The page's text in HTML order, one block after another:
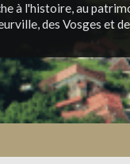
à l'histoire, au
des Vosges et